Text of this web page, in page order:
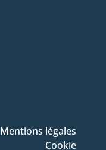
Mentions légales
Cookie